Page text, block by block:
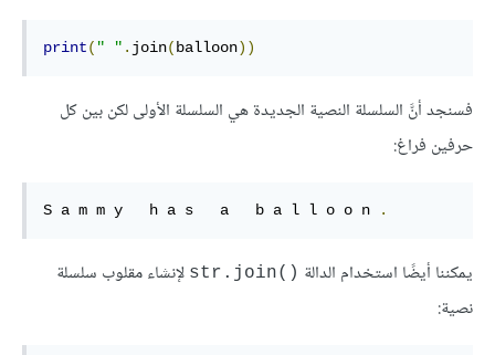
print( " " . join( balloon))
فسنجد أنَّ السلسلة النصية الجديدة هي السلسلة الأولى لكن بين كل
حرفين فراغ:
S a m m y   h a s   a   b a l l o o n .
يمكننا أيضًا استخدام الدالة str.join()‎ لإنشاء مقلوب سلسلة
نصية: